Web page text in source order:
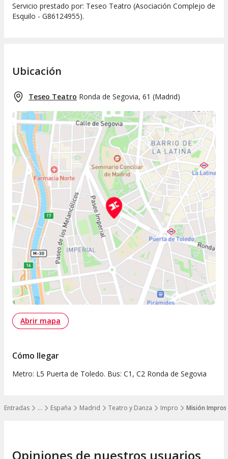
…
Mostrar todos los niveles
Entradas España Madrid Teatro y Danza Impro Misión
Servicio prestado por: Teseo Teatro (Asociación Complejo de
Esquilo - G86124955).
Ubicación
Teseo Teatro Ronda de Segovia, 61 (Madrid)
Abrir mapa
Cómo llegar
Metro: L5 Puerta de Toledo. Bus: C1, C2 Ronda de Segovia
Opiniones de nuestros usuarios